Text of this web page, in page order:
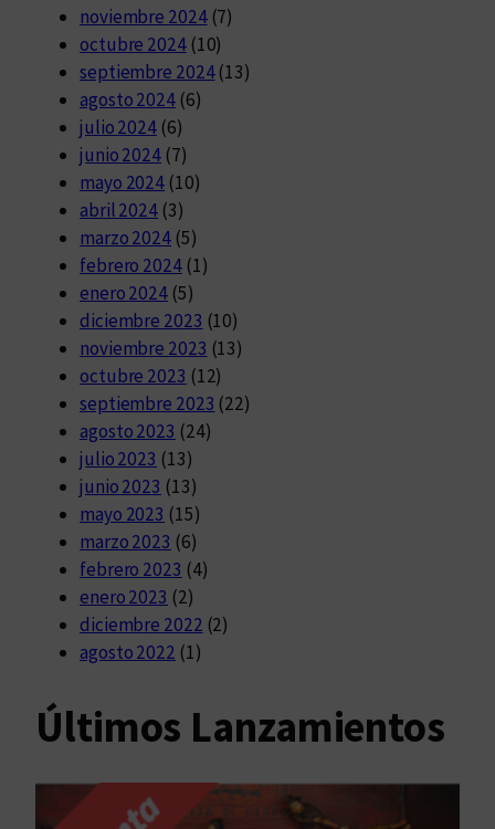
noviembre 2024(7)
octubre 2024(10)
septiembre 2024(13)
agosto 2024(6)
julio 2024 (6)
junio 2024 (7)
mayo 2024 (10)
abril 2024 (3)
marzo 2024 (5)
febrero 2024(1)
enero 2024 (5)
diciembre 2023 (10)
noviembre 2023 (13)
octubre 2023 (12)
septiembre 2023 (22)
agosto 2023 (24)
julio 2023 (13)
junio 2023 (13)
mayo 2023 (15)
marzo 2023 (6)
febrero 2023 (4)
enero 2023 (2)
diciembre 2022 (2)
agosto 2022 (1)
Últimos Lanzamientos